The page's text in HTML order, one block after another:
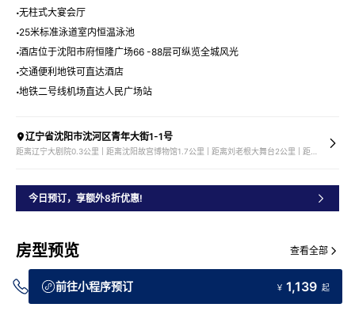
无柱式大宴会厅
25米标准泳道室内恒温泳池
酒店位于沈阳市府恒隆广场66 -88层可纵览全城风光
交通便利地铁可直达酒店
地铁二号线机场直达人民广场站
辽宁省沈阳市沈河区青年大街1-1号
今日预订，享额外8折优惠!
房型预览 查看全部
前往小程序预订 ￥ 1,139 起